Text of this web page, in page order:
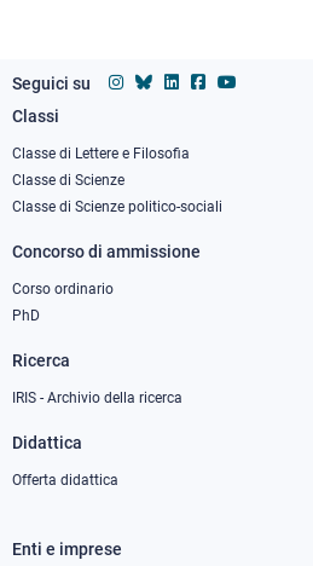
Seguici su
Footer
column
1
Classi
Classe di Lettere e Filosofia
Classe di Scienze
Classe di Scienze politico-sociali
Concorso di ammissione
Corso ordinario
PhD
Ricerca
IRIS - Archivio della ricerca
Didattica
Offerta didattica
Footer
Enti e imprese